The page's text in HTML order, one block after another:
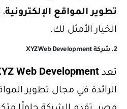
تطوير المواقع الإلكترونية
الخيار الأمثل لك.
2. شركة XYZ Web Development
تعد Web Development
الرائدة في مجال تطوير
مصر. تقدم الشركة حلولًا